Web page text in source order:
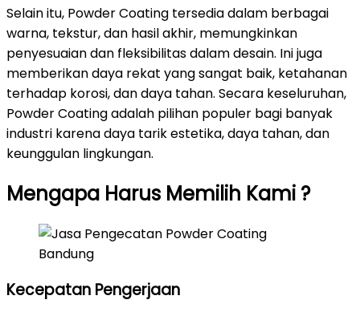
Selain itu, Powder Coating tersedia dalam berbagai
warna, tekstur, dan hasil akhir, memungkinkan
penyesuaian dan fleksibilitas dalam desain. Ini juga
memberikan daya rekat yang sangat baik, ketahanan
terhadap korosi, dan daya tahan. Secara keseluruhan,
Powder Coating adalah pilihan populer bagi banyak
industri karena daya tarik estetika, daya tahan, dan
keunggulan lingkungan.
Mengapa Harus Memilih Kami ?
Kecepatan Pengerjaan